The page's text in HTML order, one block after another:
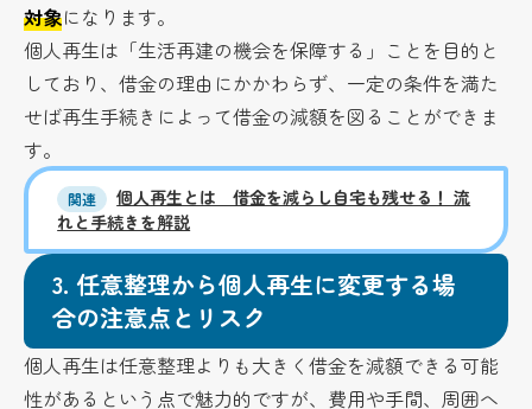
対象になります。
個人再生は「生活再建の機会を保障する」ことを目的と
しており、借金の理由にかかわらず、一定の条件を満た
せば再生手続きによって借金の減額を図ることができま
す。
関連
個人再生とは 借金を減らし自宅も残せる！ 流
れと手続きを解説
3. 任意整理から個人再生に変更する場
合の注意点とリスク
個人再生は任意整理よりも大きく借金を減額できる可能
性があるという点で魅力的ですが、費用や手間、周囲へ